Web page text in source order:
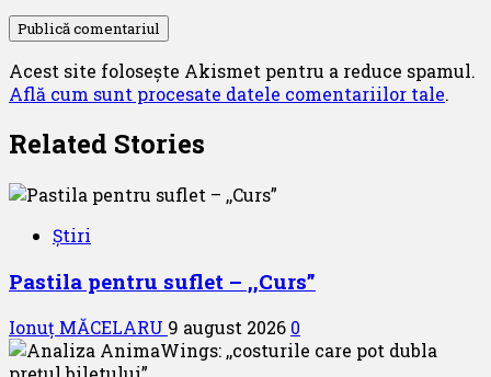
Acest site folosește Akismet pentru a reduce spamul.
Află cum sunt procesate datele comentariilor tale.
Related Stories
Știri
Pastila pentru suflet – ,,Curs”
Ionuț MĂCELARU 9 august 2026 0